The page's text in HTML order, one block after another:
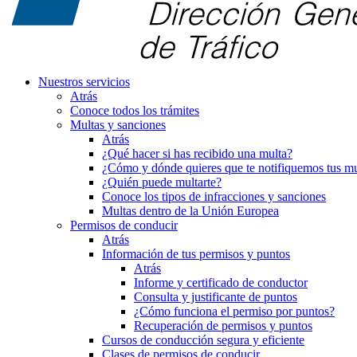
Nuestros servicios
Atrás
Conoce todos los trámites
Multas y sanciones
Atrás
¿Qué hacer si has recibido una multa?
¿Cómo y dónde quieres que te notifiquemos tus
¿Quién puede multarte?
Conoce los tipos de infracciones y sanciones
Multas dentro de la Unión Europea
Permisos de conducir
Atrás
Información de tus permisos y puntos
Atrás
Informe y certificado de conductor
Consulta y justificante de puntos
¿Cómo funciona el permiso por puntos?
Recuperación de permisos y puntos
Cursos de conducción segura y eficiente